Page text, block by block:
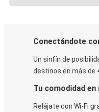
Conectándote
Un sinfín de
destinos en más de
Tu comodidad en
Relájate con Wi-Fi